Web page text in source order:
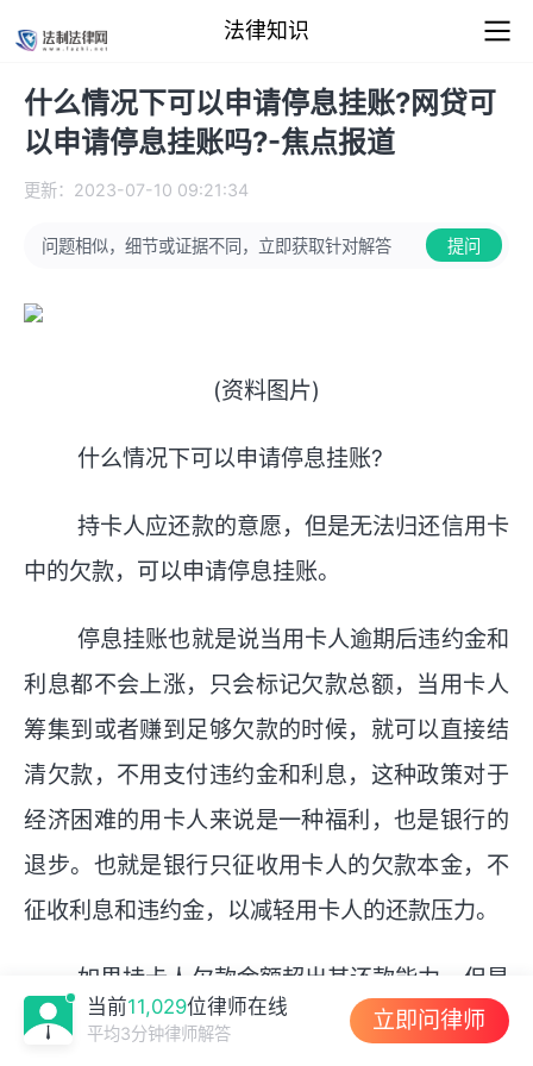
法律知识
什么情况下可以申请停息挂账?网贷可
以申请停息挂账吗?-焦点报道
更新：2023-07-10 09:21:34
问题相似，细节或证据不同，立即获取针对解答 提问
(资料图片)
什么情况下可以申请停息挂账?
持卡人应还款的意愿，但是无法归还信用卡
中的欠款，可以申请停息挂账。
停息挂账也就是说当用卡人逾期后违约金和
利息都不会上涨，只会标记欠款总额，当用卡人
筹集到或者赚到足够欠款的时候，就可以直接结
清欠款，不用支付违约金和利息，这种政策对于
经济困难的用卡人来说是一种福利，也是银行的
退步。也就是银行只征收用卡人的欠款本金，不
征收利息和违约金，以减轻用卡人的还款压力。
如果持卡人欠款金额超出其还款能力，但是
持卡人有还款意愿，银行可以和持卡人进行协
当前11,029位律师在线
平均3分钟律师解答 立即问律师